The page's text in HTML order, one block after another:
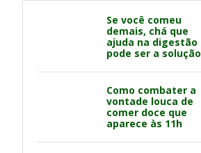
Se você comeu
demais, chá que
ajuda na digestão
pode ser a solução
Como combater a
vontade louca de
comer doce que
aparece às 11h